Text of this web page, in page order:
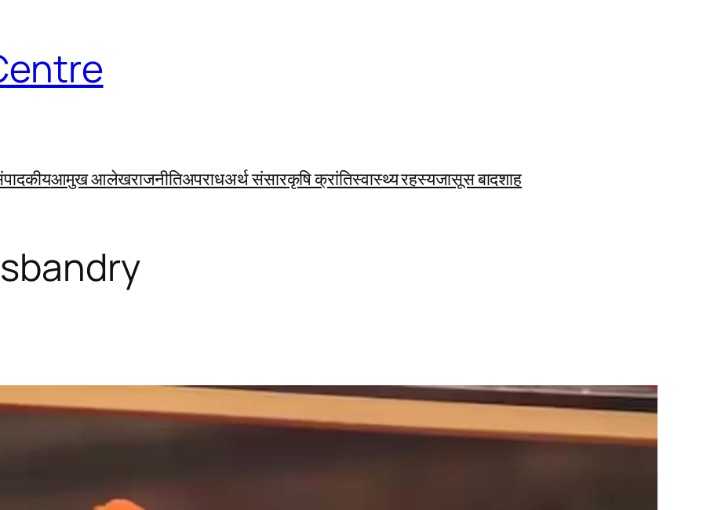
आमुख आलेखराजनीतिअपराधअर्थ संसारकृषि क्रांतिस्वास्थ्य रहस्यजासूस बादशाह